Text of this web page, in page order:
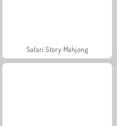
Safari Story Mahjong